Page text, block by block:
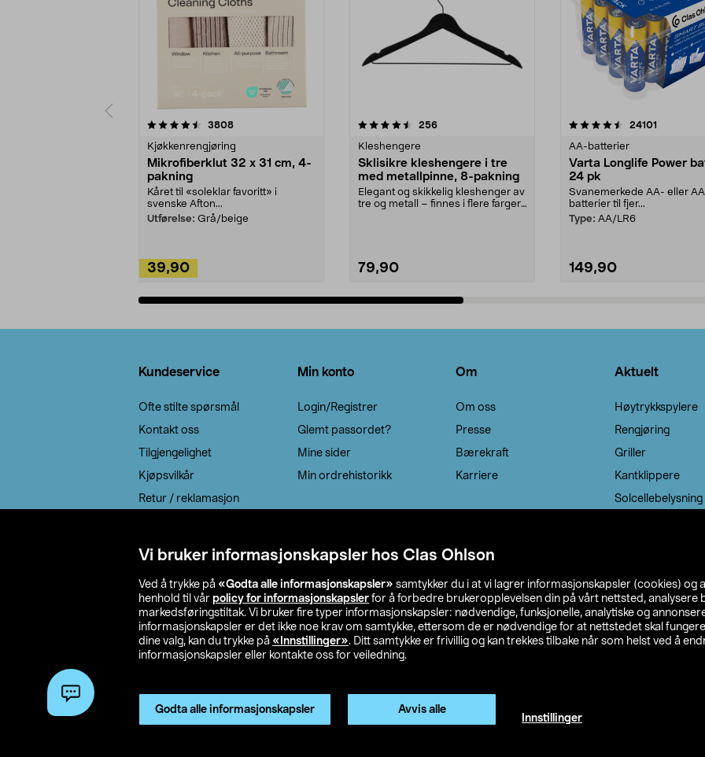
Vi bruker informasjonskapsler hos Clas Ohlson
Ved å trykke på «Godta alle informasjonskapsler» samtykker du i at vi lagrer informasjonskapsler (cookies) og
henhold til vår policy for informasjonskapsler for å forbedre brukeropplevelsen din på vårt nettsted, analysere
markedsføringstiltak. Vi bruker fire typer informasjonskapsler: nødvendige, funksjonelle, analytiske og
informasjonskapsler er det ikke noe krav om samtykke, ettersom de er nødvendige for at nettstedet skal
dine valg, kan du trykke på «Innstillinger». Ditt samtykke er frivillig og kan trekkes tilbake når som helst ved å
informasjonskapsler eller kontakte oss for veiledning.
Godta alle informasjonskapsler Avvis alle
Innstillinger
3808anmeldelser
Kjøkkenrengjøring
Mikrofiberklut 32 x 31 cm, 4-
pakning
Kåret til «soleklar favoritt» i
svenske Afton...
Utførelse: Grå/beige
39,90
4.5av 5 stjerner 256anmeldelser
Kleshengere
Sklisikre kleshengere i tre
med metallpinne, 8-pakning
Elegant og skikkelig kleshenger av
tre og metall – finnes i flere farger.
79,90
4.5av 5 stjerner 24101
AA-batterier
Varta Longlife Power
24 pk
Svanemerkede AA- eller
batterier til fjer...
Type: AA/LR6
149,90
4.5av 5 stjerner
Kundeservice
Ofte stilte spørsmål
Kontakt oss
Tilgjengelighet
Kjøpsvilkår
Retur / reklamasjon
Min konto
Login/Registrer
Glemt passordet?
Mine sider
Min ordrehistorikk
Om
Om oss
Presse
Bærekraft
Karriere
Aktuelt
Høytrykkspylere
Rengjøring
Griller
Kantklippere
Solcellebelysning